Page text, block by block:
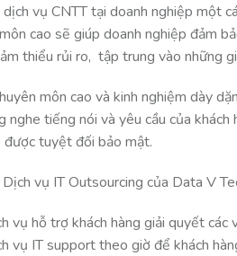
vụ CNTT tại doanh nghiệp một
cao sẽ giúp doanh nghiệp đảm
thiểu rủi ro, tập trung vào những
môn cao và kinh nghiệm dày
nghe tiếng nói và yêu cầu của
được tuyệt đối bảo mật.
Dịch vụ IT Outsourcing của Data V
vụ hỗ trợ khách hàng giải quyết
vụ IT support theo giờ để khách